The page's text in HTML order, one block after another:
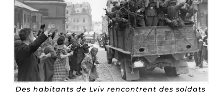
Des habitants de Lviv rencontrent des soldats